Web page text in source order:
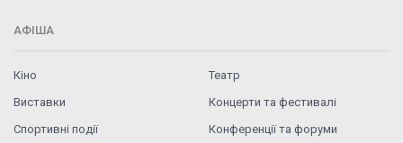
АФІША
Кіно
Театр
Виставки
Концерти та фестивалі
Спортивні події
Конференції та форуми